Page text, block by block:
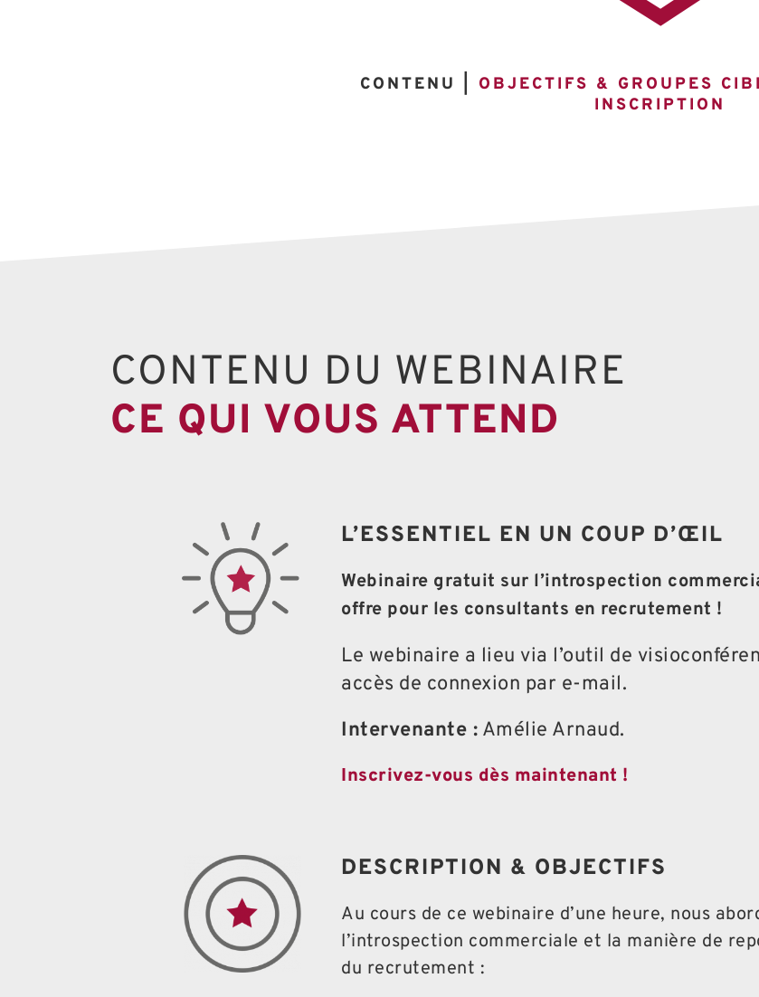
CONTENU | OBJECTIFS & GROUPES
INSCRIPTION
CONTENU DU WEBINAIRE
CE QUI VOUS ATTEND
L’ESSENTIEL EN UN COUP D’ŒIL
Webinaire gratuit sur l’introspection
offre pour les consultants en recrutement !
Le webinaire a lieu via l’outil de
accès de connexion par e-mail.
Intervenante : Amélie Arnaud.
Inscrivez-vous dès maintenant !
DESCRIPTION & OBJECTIFS
Au cours de ce webinaire d’une heure, nous
l’introspection commerciale et la manière de
du recrutement :